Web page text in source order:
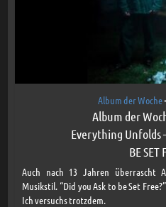
Album der Woche•
Album der
Everything Unfolds
BE SET
Auch nach 13 Jahren überrascht
Musikstil. “Did you Ask to be Set
Ich versuchs trotzdem.